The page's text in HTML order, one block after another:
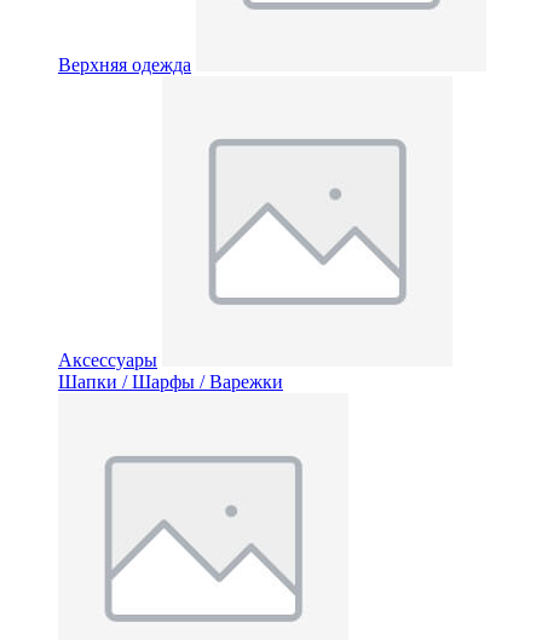
Верхняя одежда
Аксессуары
Шапки / Шарфы / Варежки